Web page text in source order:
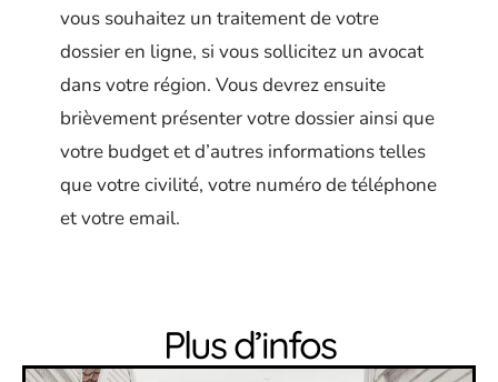
vous souhaitez un traitement de votre
dossier en ligne, si vous sollicitez un avocat
dans votre région. Vous devrez ensuite
brièvement présenter votre dossier ainsi que
votre budget et d’autres informations telles
que votre civilité, votre numéro de téléphone
et votre email.
Plus d’infos